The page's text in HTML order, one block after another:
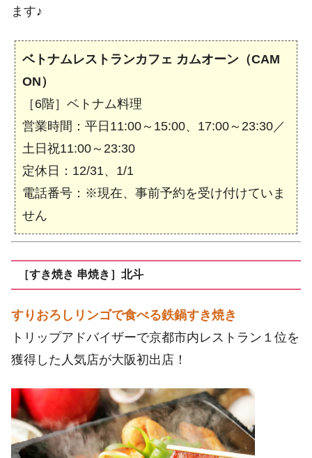
ます♪
ベトナムレストランカフェ カムオーン（CAM
ON）
［6階］ベトナム料理
営業時間：平日11:00～15:00、17:00～23:30／
土日祝11:00～23:30
定休日：12/31、1/1
電話番号：※現在、事前予約を受け付けていま
せん
［すき焼き 串焼き］北斗
すりおろしリンゴで食べる鉄鍋すき焼き
トリップアドバイザーで京都市内レストラン１位を
獲得した人気店が大阪初出店！